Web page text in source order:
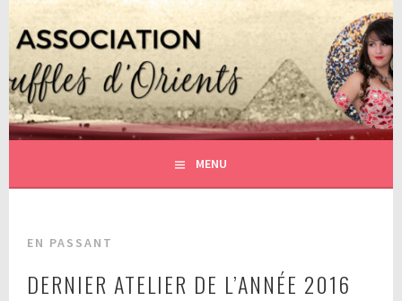
Aller
au
contenu
principalASSOCIATION SOUFFLES
D'ORIENTS
DANSE ORIENTALE AVEC SALOMÉ BENSLAMA
MENU
EN PASSANT
DERNIER ATELIER DE L’ANNÉE 2016